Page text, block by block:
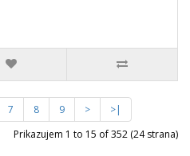
7 8 9 >
>|
Prikazujem 1 to 15 of 352 (24 strana)